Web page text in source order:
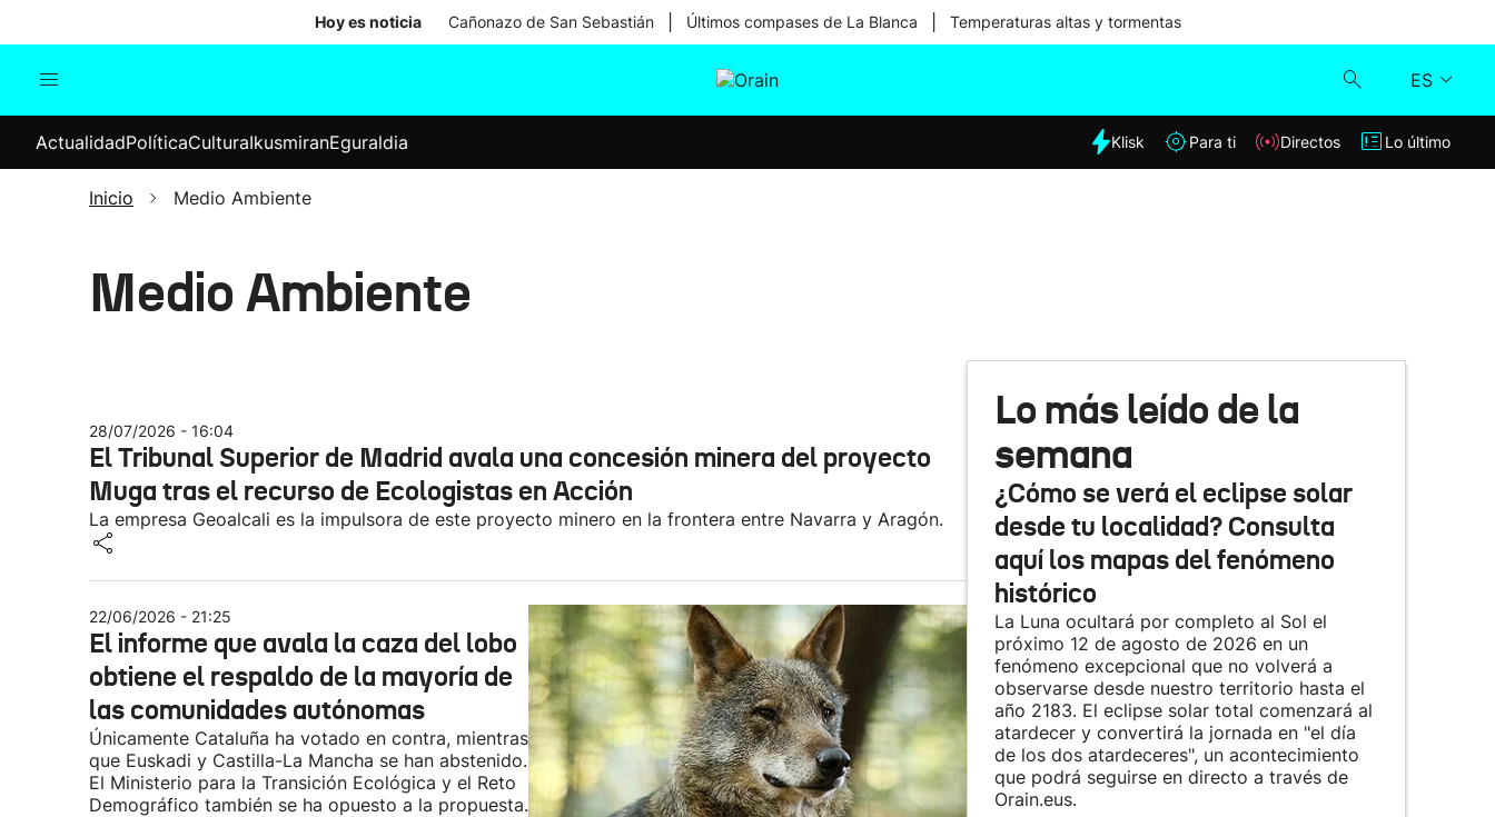
Hoy es noticia Cañonazo de San Sebastián Últimos compases de La Blanca Temperaturas altas y tormentas
ES
Internacional
Elecciones
Klisk
Lo último
ActualidadPolíticaCulturaIkusmiranEguraldia Klisk Para ti Directos Lo último
Inicio Medio Ambiente
Medio Ambiente
28/07/2026 - 16:04
El Tribunal Superior de Madrid avala una concesión minera del proyecto
Muga tras el recurso de Ecologistas en Acción
La empresa Geoalcali es la impulsora de este proyecto minero en la frontera entre Navarra y Aragón.
22/06/2026 - 21:25
El informe que avala la caza del lobo
obtiene el respaldo de la mayoría de
las comunidades autónomas
Únicamente Cataluña ha votado en contra, mientras
que Euskadi y Castilla-La Mancha se han abstenido.
El Ministerio para la Transición Ecológica y el Reto
Demográfico también se ha opuesto a la propuesta.
Lo más leído de la
semana
¿Cómo se verá el eclipse solar
desde tu localidad? Consulta
aquí los mapas del fenómeno
histórico
La Luna ocultará por completo al Sol el
próximo 12 de agosto de 2026 en un
fenómeno excepcional que no volverá a
observarse desde nuestro territorio hasta el
año 2183. El eclipse solar total comenzará al
atardecer y convertirá la jornada en "el día
de los dos atardeceres", un acontecimiento
que podrá seguirse en directo a través de
Orain.eus.